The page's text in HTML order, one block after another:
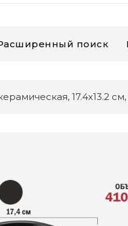
поиск
17.4х13.2